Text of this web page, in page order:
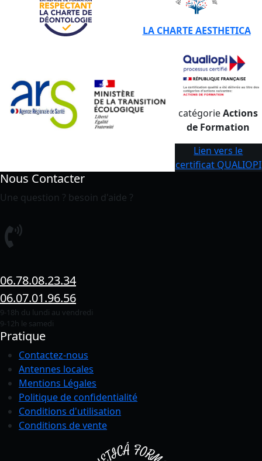
LA CHARTE AESTHETICA
catégorieActions
de Formation
Lien vers le
certificat QUALIOPI
Nous Contacter
Une question ? besoin d'aide ?
06.78.08.23.34
06.07.01.96.56
9-18h du lundi au vendredi
9-12h le samedi
Pratique
Contactez-nous
Antennes locales
Mentions Légales
Politique de confidentialité
Conditions d'utilisation
Conditions de vente